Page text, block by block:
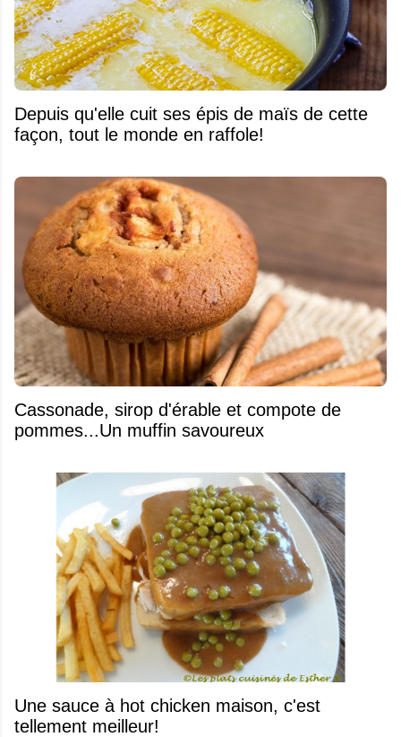
Depuis qu'elle cuit ses épis de maïs de cette
façon, tout le monde en raffole!
​Cassonade, sirop d'érable et compote de
pommes...Un muffin savoureux
Une sauce à hot chicken maison, c'est
tellement meilleur!